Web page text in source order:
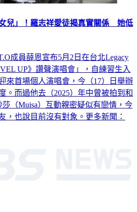
兒」！羅志祥愛徒揭真實關係 她低
成員薛恩宣布5月2日在台北Legacy
UP》讚聲演唱會」，自練習生入
來首場個人演唱會，今（17）日舉辦
。而過他去（2025）年中曾被拍到和
（Muisa）互動親密疑似有戀情，今
，也說目前沒有對象。更多新聞：